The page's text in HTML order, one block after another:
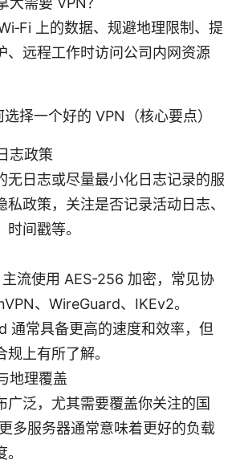
上的数据、规避地理限制、提
、远程工作时访问公司内网资源
择一个好的 VPN（核心要点）
志政策
无日志或尽量最小化日志记录的服
私政策，关注是否记录活动日志、
间戳等。
流使用 AES-256 加密，常见协
、WireGuard、IKEv2。
通常具备更高的速度和效率，但
规上有所了解。
地理覆盖
广泛，尤其需要覆盖你关注的国
多服务器通常意味着更好的负载